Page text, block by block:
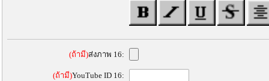
(ถ้ามี)ส่งภาพ 16:
(ถ้ามี)YouTube ID 16: